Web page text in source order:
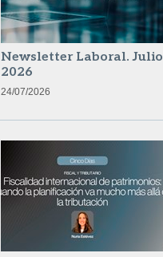
Newsletter Laboral. Julio
2026
24/07/2026